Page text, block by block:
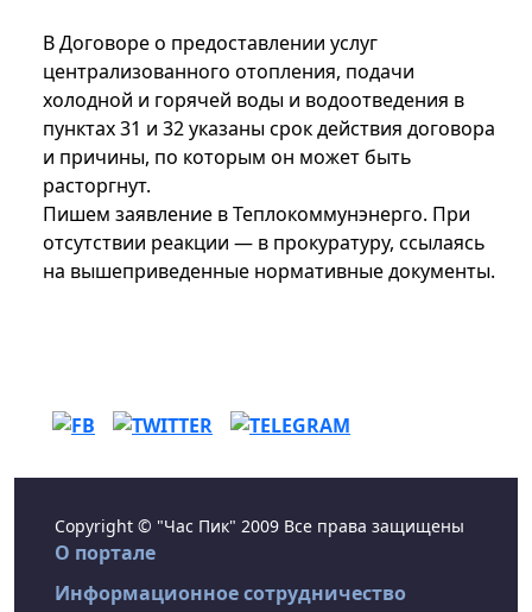
В Договоре о предоставлении услуг
централизованного отопления, подачи
холодной и горячей воды и водоотведения в
пунктах 31 и 32 указаны срок действия договора
и причины, по которым он может быть
расторгнут.
Пишем заявление в Теплокоммунэнерго. При
отсутствии реакции — в прокуратуру, ссылаясь
на вышеприведенные нормативные документы.
Copyright © "Час Пик" 2009 Все права защищены
О портале
Информационное сотрудничество